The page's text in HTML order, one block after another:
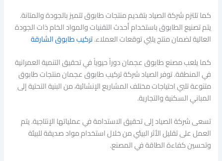
كما تلتزم شركة الصياد بتقديم منتجات طابوق تتميز بالجودة والمتانة.
يتم تصنيع الطابوق باستخدام أحدث التقنيات والمواد الخام ذات الجودة
العالية لضمان منتج يلبّي توقعات العملاء.تركيب طابوق الشارقة
كما يلعب مصنع طابوق عجمان دوراً حيوياً في تحقيق التنمية العمرانية
في المنطقة. توفر الصياد شركة تركيب طابوق عجمان منتجات طابوق
متنوعة تلبي احتياجات مختلف المشاريع الإنشائية، من البنية التحتية إلى
المباني السكنية والتجارية.
تسعى شركة الصياد إلى تحقيق الاستدامة في عملياتها الإنتاجية. يتم
العمل على تقليل الأثر البيئي من خلال استخدام مواد صديقة للبيئة
وتحسين كفاءة الطاقة في المصنع.